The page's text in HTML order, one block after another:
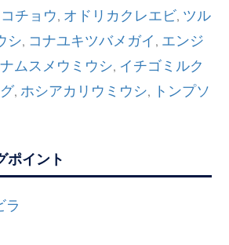
チョウ, オドリカクレエビ, ツル
シ, コナユキツバメガイ , エンジ
ムスメウミウシ, イチゴミルク
, ホシアカリウミウシ, トンプソ
ポイント
ラ